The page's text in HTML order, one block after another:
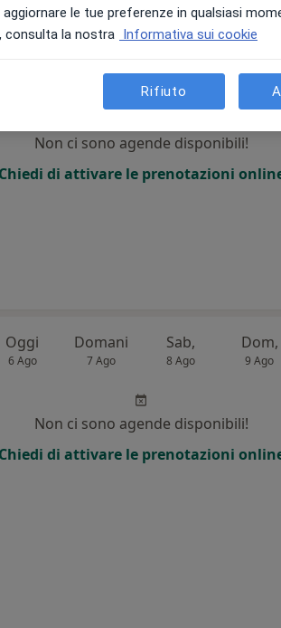
7 Ago
Non ci sono agende disponibili!
Chiedi di attivare le prenotazioni
Oggi
6 Ago
Domani
7 Ago
Sab,
8 Ago
Dom,
9 Ago
Non ci sono agende disponibili!
Chiedi di attivare le prenotazioni
le tue preferenze in qualsiasi
consulta la nostra Informativa sui cookie
Rifiuto